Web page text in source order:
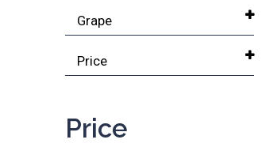
Grape
Price
Price